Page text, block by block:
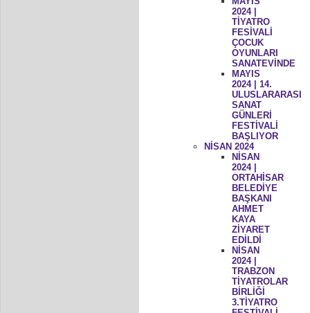
2024 |
TİYATRO
FESİVALİ
ÇOCUK
OYUNLARI
SANATEVİNDE
MAYIS
2024 | 14.
ULUSLARARASI
SANAT
GÜNLERİ
FESTİVALİ
BAŞLIYOR
NİSAN 2024
NİSAN
2024 |
ORTAHİSAR
BELEDİYE
BAŞKANI
AHMET
KAYA
ZİYARET
EDİLDİ
NİSAN
2024 |
TRABZON
TİYATROLAR
BİRLİĞİ
3.TİYATRO